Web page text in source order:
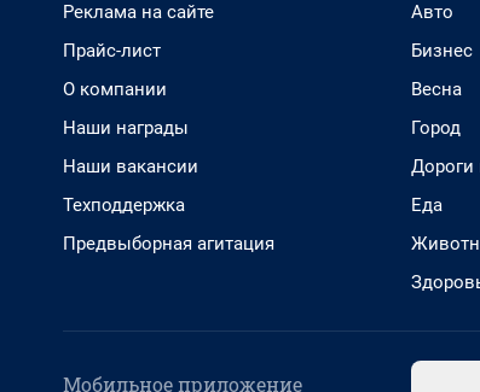
Реклама на сайте
Прайс-лист
О компании
Наши награды
Наши вакансии
Техподдержка
Предвыборная агитация
Авто
Бизнес
Весна
Город
Дороги
Еда
Мобильное приложение